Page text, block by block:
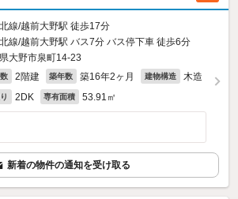
線/越前大野駅 徒歩17分
線/越前大野駅 バス7分 バス停下車 徒歩6分
大野市泉町14-23
2階建 築年数 築16年2ヶ月 建物構造 木造
2DK 専有面積 53.91㎡
新着の物件の通知を受け取る